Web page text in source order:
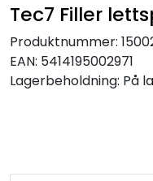
Tec7 Filler
Produktnummer:
EAN: 5414195002971
Lagerbeholdning: På